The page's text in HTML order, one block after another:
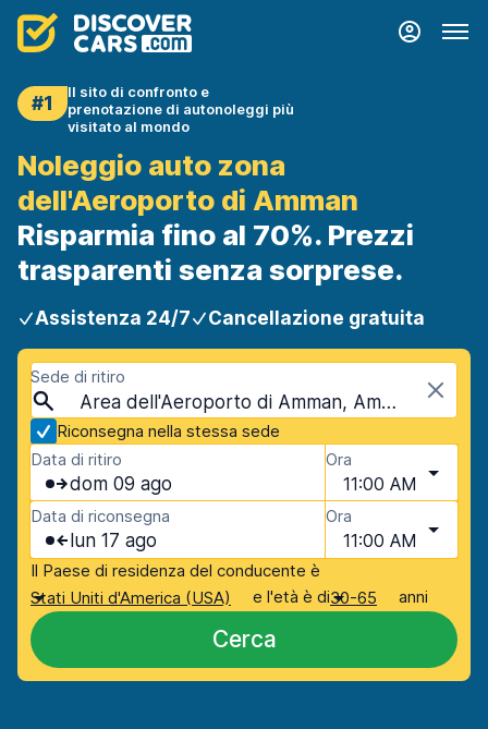
#1
Il sito di confronto e
prenotazione di autonoleggi più
visitato al mondo
Noleggio auto zona
dell'Aeroporto di Amman
Risparmia fino al 70%. Prezzi
trasparenti senza sorprese.
Assistenza 24/7 Cancellazione gratuita
Sede di ritiro
Area dell'Aeroporto di Amman, Amman, Giordania
Riconsegna nella stessa sede
Data di ritiro
dom 09 ago
Ora
11:00 AM
Data di riconsegna
lun 17 ago
Ora
11:00 AM
Il Paese di residenza del conducente è
Stati Uniti d'America (USA)
e l'età è di30-65 anni
Cerca